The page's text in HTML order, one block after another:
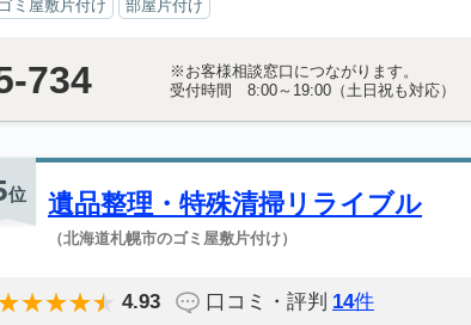
ゴミ屋敷片付け 部屋片付け
734
※お客様相談窓口につながります。
受付時間 8:00～19:00（土日祝も対応）
位 遺品整理・特殊清掃リライブル
（北海道札幌市のゴミ屋敷片付け）
4.93 口コミ・評判 14件